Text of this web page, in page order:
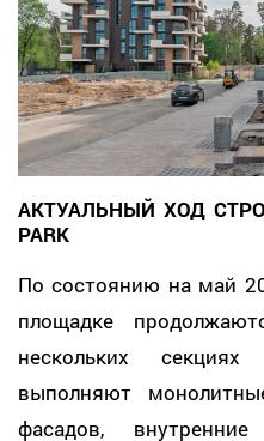
АКТУАЛЬНЫЙ ХОД
PARK
По состоянию на май
площадке
нескольких
выполняют
фасадов,